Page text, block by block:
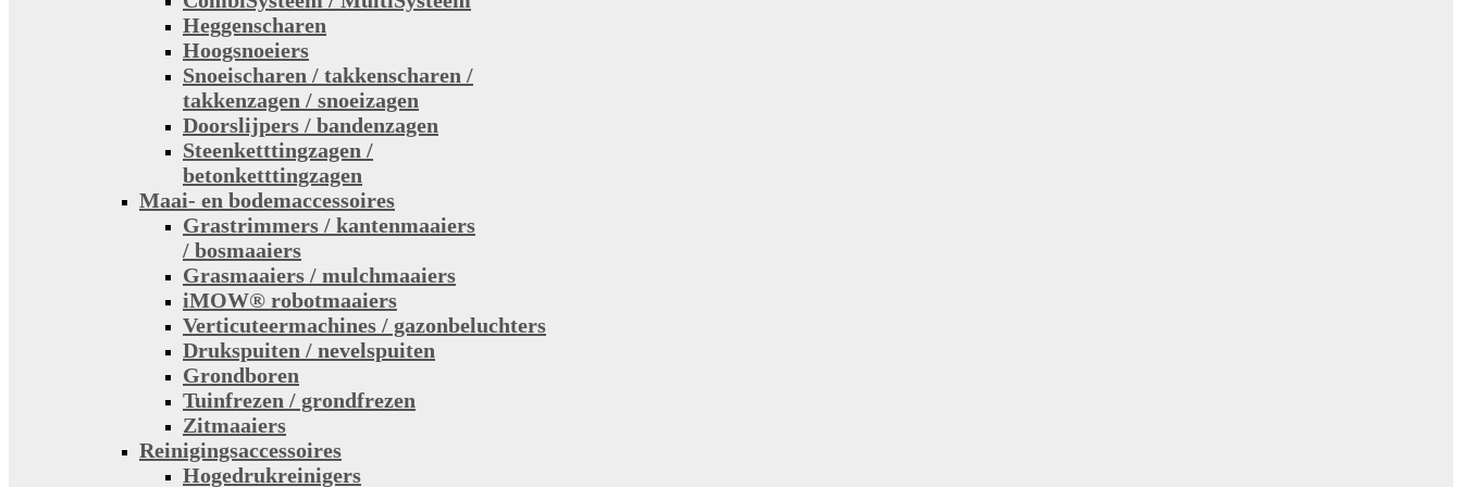
Heggenscharen
Hoogsnoeiers
Snoeischaren / takkenscharen /
takkenzagen / snoeizagen
Doorslijpers / bandenzagen
Steenketttingzagen /
betonketttingzagen
Maai- en bodemaccessoires
Grastrimmers / kantenmaaiers
/ bosmaaiers
Grasmaaiers / mulchmaaiers
iMOW® robotmaaiers
Verticuteermachines / gazonbeluchters
Drukspuiten / nevelspuiten
Grondboren
Tuinfrezen / grondfrezen
Zitmaaiers
Reinigingsaccessoires
Hogedrukreinigers